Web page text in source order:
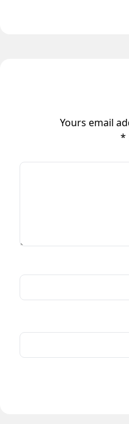
Yours email